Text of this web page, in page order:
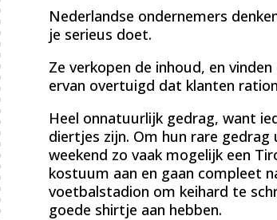
Nederlandse ondernemers
je serieus doet.
Ze verkopen de inhoud, en
ervan overtuigd dat klanten
Heel onnatuurlijk gedrag, want
diertjes zijn. Om hun rare
weekend zo vaak mogelijk een
kostuum aan en gaan compleet
voetbalstadion om keihard te
goede shirtje aan hebben.